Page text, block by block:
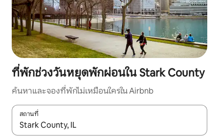
ที่พักช่วงวันหยุดพักผ่อนใน Stark County
ค้นหาและจองที่พักไม่เหมือนใครใน Airbnb
สถานที่
ใช้ลูกศรขึ้นลง หรือใช้การสัมผัสหรือปัด เพื่อสำรวจผลการค้นหา